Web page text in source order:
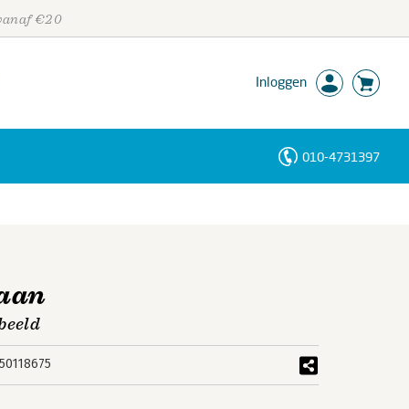
€20
Inloggen
010-4731397
Personen